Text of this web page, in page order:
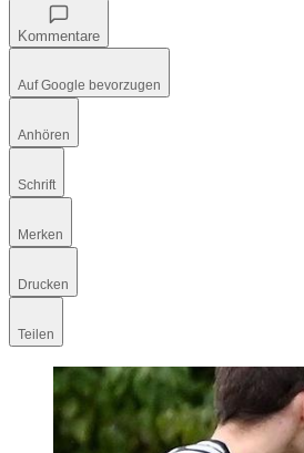
Kommentare
Auf Google bevorzugen
Anhören
Schrift
Merken
Drucken
Teilen